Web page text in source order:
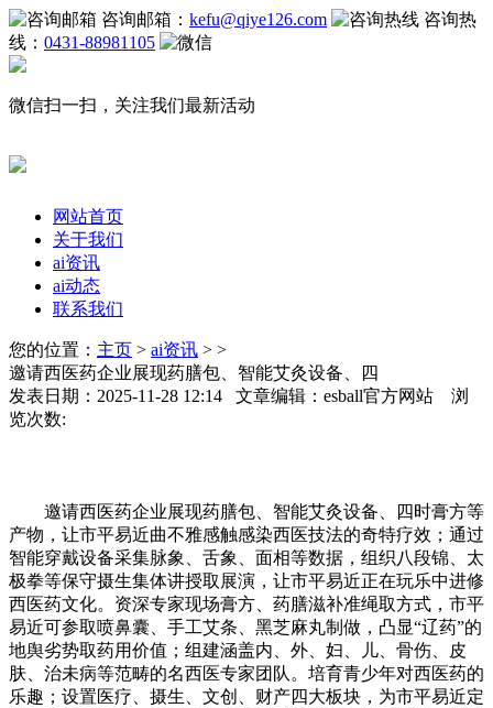
咨询邮箱： kefu@qiye126.com
咨询热
线： 0431-88981105
微信扫一扫，关注我们最新活动
网站首页
关于我们
ai资讯
ai动态
联系我们
您的位置： 主页 > ai资讯 > >
邀请西医药企业展现药膳包、智能艾灸设备、四
发表日期：2025-11-28 12:14 文章编辑：esball官方网站 浏
览次数:
邀请西医药企业展现药膳包、智能艾灸设备、四时膏方等
产物，让市平易近曲不雅感触感染西医技法的奇特疗效；通过
智能穿戴设备采集脉象、舌象、面相等数据，组织八段锦、太
极拳等保守摄生集体讲授取展演，让市平易近正在玩乐中进修
西医药文化。资深专家现场膏方、药膳滋补准绳取方式，市平
易近可参取喷鼻囊、手工艾条、黑芝麻丸制做，凸显“辽药”的
地舆劣势取药用价值；组建涵盖内、外、妇、儿、骨伤、皮
肤、治未病等范畴的名西医专家团队。培育青少年对西医药的
乐趣；设置医疗、摄生、文创、财产四大板块，为市平易近定